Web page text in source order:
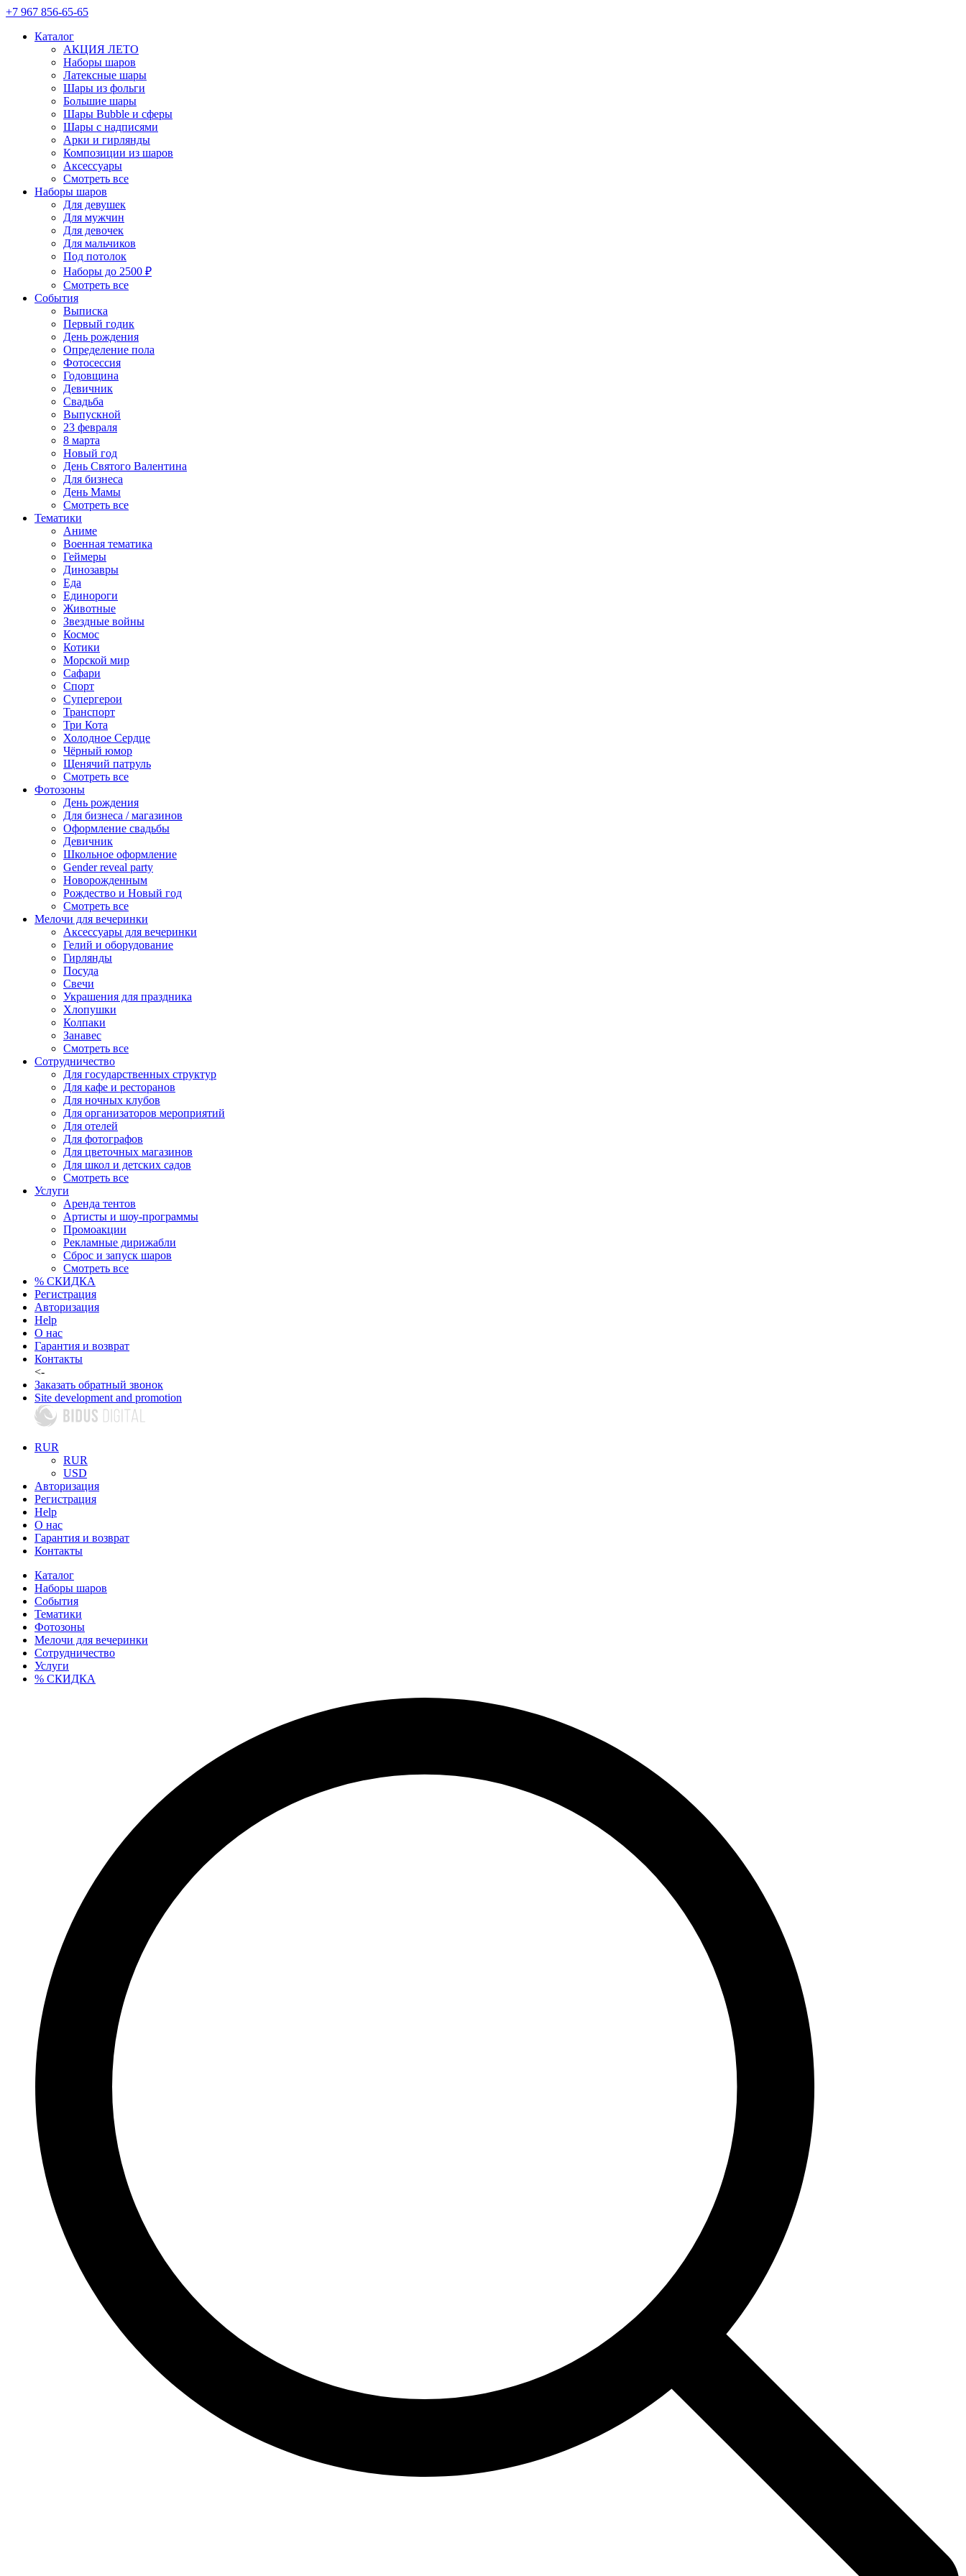
+7 967 856-65-65
Каталог
АКЦИЯ ЛЕТО
Наборы шаров
Латексные шары
Шары из фольги
Большие шары
Шары Bubble и сферы
Шары с надписями
Арки и гирлянды
Композиции из шаров
Аксессуары
Смотреть все
Наборы шаров
Для девушек
Для мужчин
Для девочек
Для мальчиков
Под потолок
Наборы до 2500 ₽
Смотреть все
События
Выписка
Первый годик
День рождения
Определение пола
Фотосессия
Годовщина
Девичник
Свадьба
Выпускной
23 февраля
8 марта
Новый год
День Святого Валентина
Для бизнеса
День Мамы
Смотреть все
Тематики
Аниме
Военная тематика
Геймеры
Динозавры
Еда
Единороги
Животные
Звездные войны
Космос
Котики
Морской мир
Сафари
Спорт
Супергерои
Транспорт
Три Кота
Холодное Сердце
Чёрный юмор
Щенячий патруль
Смотреть все
Фотозоны
День рождения
Для бизнеса / магазинов
Оформление свадьбы
Девичник
Школьное оформление
Gender reveal party
Новорожденным
Рождество и Новый год
Смотреть все
Мелочи для вечеринки
Аксессуары для вечеринки
Гелий и оборудование
Гирлянды
Посуда
Свечи
Украшения для праздника
Хлопушки
Колпаки
Занавес
Смотреть все
Сотрудничество
Для государственных структур
Для кафе и ресторанов
Для ночных клубов
Для организаторов мероприятий
Для отелей
Для фотографов
Для цветочных магазинов
Для школ и детских садов
Смотреть все
Услуги
Аренда тентов
Артисты и шоу-программы
Промоакции
Рекламные дирижабли
Сброс и запуск шаров
Смотреть все
% СКИДКА
Регистрация
Авторизация
Help
О нас
Гарантия и возврат
Контакты
<-
Заказать обратный звонок
Site development and promotion
RUR
RUR
USD
Авторизация
Регистрация
Help
О нас
Гарантия и возврат
Контакты
Каталог
Наборы шаров
События
Тематики
Фотозоны
Мелочи для вечеринки
Сотрудничество
Услуги
% СКИДКА